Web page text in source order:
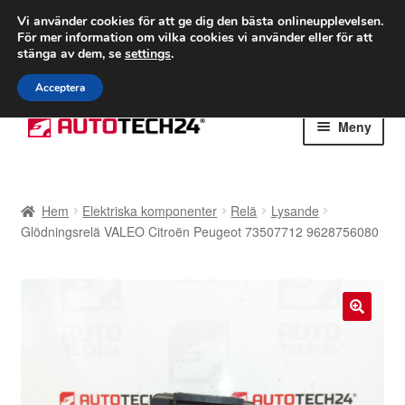
FRAKT från 75 kr
Världsomspännande frakt
Ring 766 924 713
Hoppa
till
Hoppa
till
Meny
Betalningar
Hem Elektriska komponenter Relä
Lysande
Glödningsrelä VALEO Citroën Peugeot 73507712 9628756080
Vi använder cookies för att ge dig den bästa onlineupplevelsen.
För mer information om vilka cookies vi använder eller för att
stänga av dem, se settings.
Acceptera